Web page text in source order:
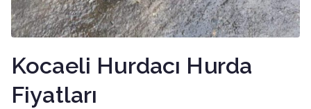
Kocaeli Hurdacı Hurda
Fiyatları